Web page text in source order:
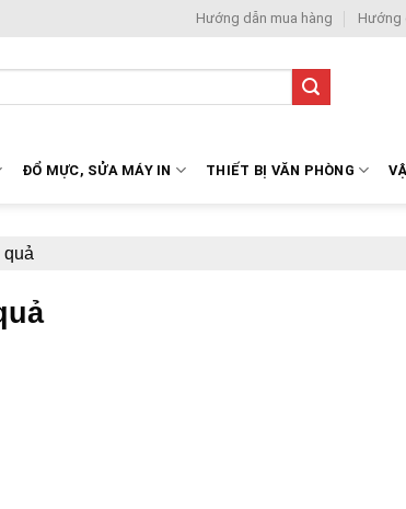
Hướng dẫn mua hàng Hướng
ĐỔ MỰC, SỬA MÁY IN THIẾT BỊ VĂN PHÒNG